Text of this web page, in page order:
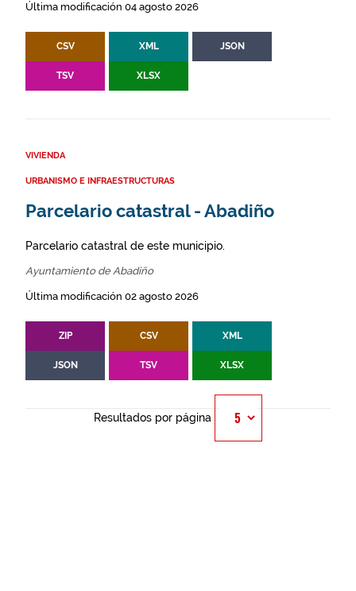
Última modificación 04 agosto 2026
CSV XML JSON
TSV XLSX
VIVIENDA
URBANISMO E INFRAESTRUCTURAS
Parcelario catastral - Abadiño
Parcelario catastral de este municipio.
Ayuntamiento de Abadiño
Última modificación 02 agosto 2026
ZIP CSV XML
JSON TSV XLSX
Resultados por página